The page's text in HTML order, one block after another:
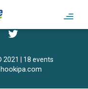
| 18 events